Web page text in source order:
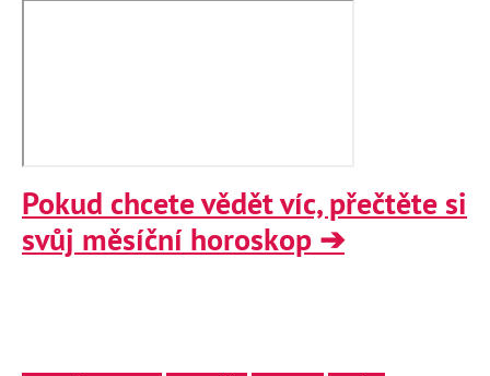
Pokud chcete vědět víc, přečtěte si
svůj měsíční horoskop ➔